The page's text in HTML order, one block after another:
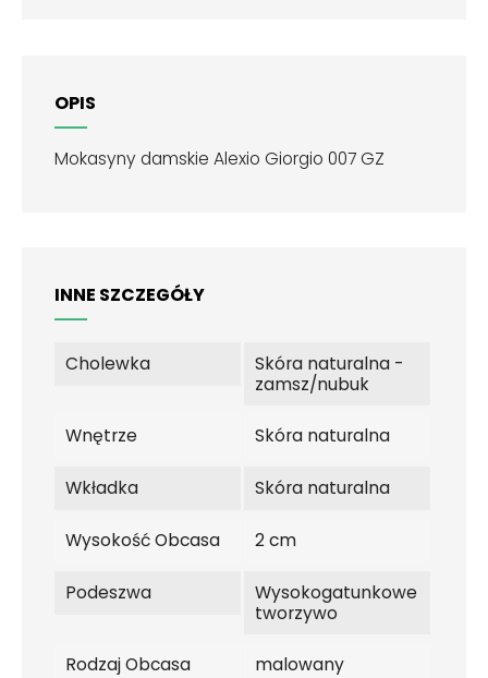
OPIS
Mokasyny damskie Alexio Giorgio 007 GZ
INNE SZCZEGÓŁY
Cholewka
Skóra naturalna -
zamsz/nubuk
Wnętrze Skóra naturalna
Wkładka Skóra naturalna
Wysokość Obcasa 2 cm
Podeszwa
Wysokogatunkowe
tworzywo
Rodzaj Obcasa malowany